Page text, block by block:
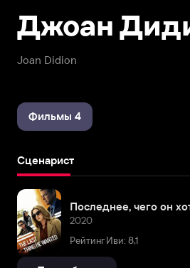
Joan Didion
Джоан
Фильмы 4
Сценарист
Последнее, чего он
2020
Рейтинг Иви: 8,1